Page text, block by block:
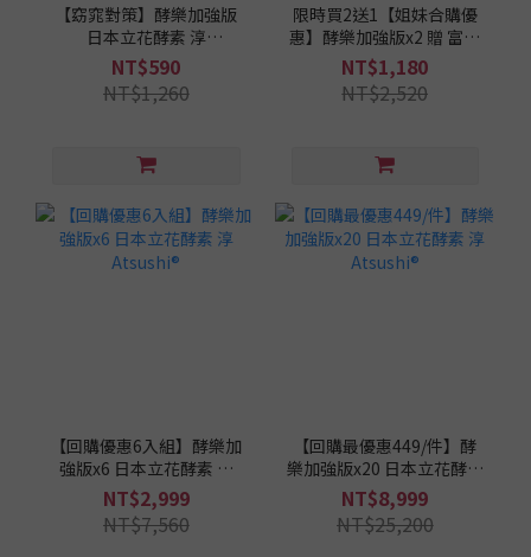
【窈窕對策】酵樂加強版
日本立花酵素 淳
Atsushi®(30顆/盒)
NT$590
NT$1,260
限時買2送1【姐妹合購優
惠】酵樂加強版x2 贈 富士
軽肌舒壓潔面乳x1 日本立
花酵素 淳ATSUSHI®
NT$1,180
NT$2,520
【回購優惠6入組】酵樂加
強版x6 日本立花酵素 淳
Atsushi®
NT$2,999
NT$7,560
【回購最優惠449/件】酵
樂加強版x20 日本立花酵素
淳Atsushi®
NT$8,999
NT$25,200